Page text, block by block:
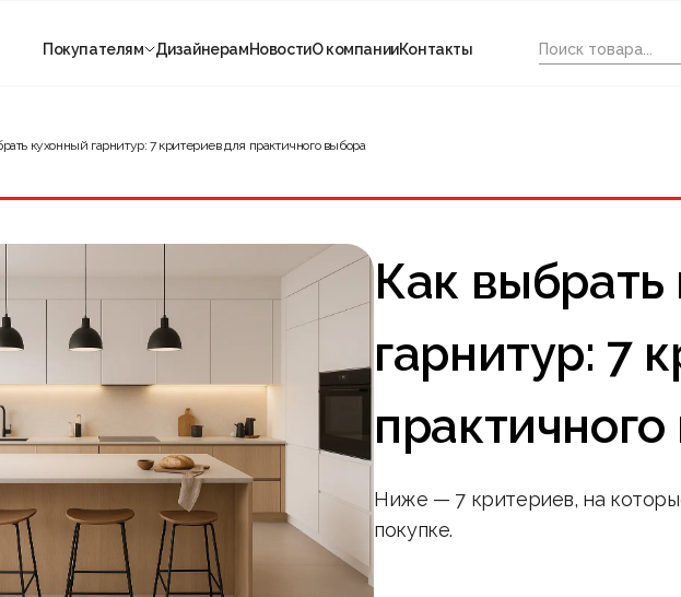
Покупателям ДизайнерамНовостиО компанииКонтакты
кухонный гарнитур: 7 критериев для практичного выбора
Как
гарнитур: 7
Ниже — 7 критериев, на
покупке.